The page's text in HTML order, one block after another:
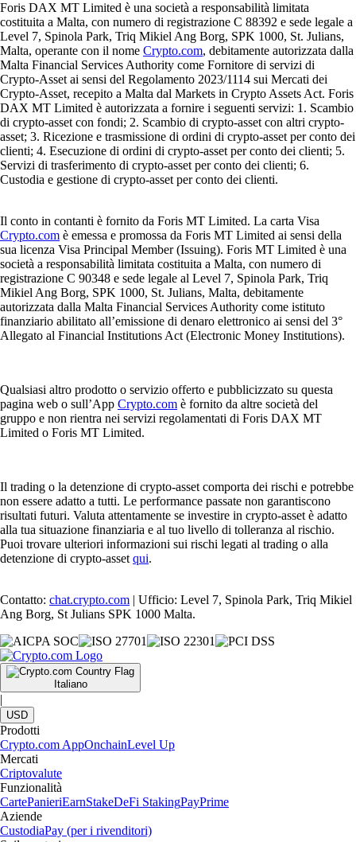
Foris DAX MT Limited è una società a responsabilità limitata
costituita a Malta, con numero di registrazione C 88392 e sede legale a
Level 7, Spinola Park, Triq Mikiel Ang Borg, SPK 1000, St. Julians,
Malta, operante con il nome Crypto.com, debitamente autorizzata dalla
Malta Financial Services Authority come Fornitore di servizi di
Crypto-Asset ai sensi del Regolamento 2023/1114 sui Mercati dei
Crypto-Asset, recepito a Malta dal Markets in Crypto Assets Act. Foris
DAX MT Limited è autorizzata a fornire i seguenti servizi: 1. Scambio
di crypto-asset con fondi; 2. Scambio di crypto-asset con altri crypto-
asset; 3. Ricezione e trasmissione di ordini di crypto-asset per conto dei
clienti; 4. Esecuzione di ordini di crypto-asset per conto dei clienti; 5.
Servizi di trasferimento di crypto-asset per conto dei clienti; 6.
Custodia e gestione di crypto-asset per conto dei clienti.
Il conto in contanti è fornito da Foris MT Limited. La carta Visa
Crypto.com è emessa e promossa da Foris MT Limited ai sensi della
sua licenza Visa Principal Member (Issuing). Foris MT Limited è una
società a responsabilità limitata costituita a Malta, con numero di
registrazione C 90348 e sede legale al Level 7, Spinola Park, Triq
Mikiel Ang Borg, SPK 1000, St. Julians, Malta, debitamente
autorizzata dalla Malta Financial Services Authority come istituto
finanziario abilitato all’emissione di denaro elettronico ai sensi del 3°
Allegato al Financial Institutions Act (Electronic Money Institutions).
Qualsiasi altro prodotto o servizio offerto e pubblicizzato su questa
pagina web o sull’App Crypto.com è fornito da altre società del
gruppo e non rientra nei servizi regolamentati di Foris DAX MT
Limited o Foris MT Limited.
Il trading o la detenzione di crypto-asset comporta dei rischi e potrebbe
non essere adatto a tutti. Le performance passate non garantiscono
risultati futuri. Valuta attentamente se investire in crypto-asset è adatto
alla tua situazione finanziaria e al tuo livello di tolleranza al rischio.
Puoi trovare ulteriori informazioni sui rischi legati al trading o alla
detenzione di crypto-asset qui.
Contatto: chat.crypto.com | Ufficio: Level 7, Spinola Park, Triq Mikiel
Ang Borg, St Julians SPK 1000 Malta.
Italiano
|
USD
Prodotti
Crypto.com AppOnchainLevel Up
Mercati
Criptovalute
Funzionalità
CartePanieriEarnStakeDeFi StakingPayPrime
Aziende
CustodiaPay (per i rivenditori)